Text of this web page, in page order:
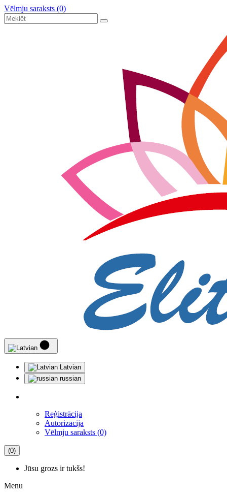
Vēlmju saraksts (0)
Latvian
russian
Reģistrācija
Autorizācija
Vēlmju saraksts (0)
(0)
Jūsu grozs ir tukšs!
Menu